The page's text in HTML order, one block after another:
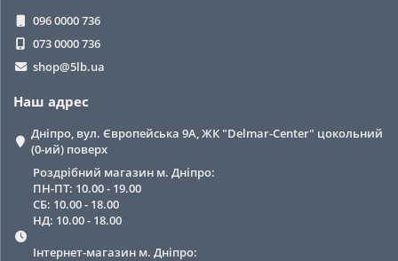
096 0000 736
073 0000 736
shop@5lb.ua
Наш адрес
Дніпро, вул. Європейська 9А, ЖК "Delmar-Center" цокольний
(0-ий) поверх
Роздрібний магазин м. Дніпро:
ПН-ПТ: 10.00 - 19.00
СБ: 10.00 - 18.00
НД: 10.00 - 18.00
Інтернет-магазин м. Дніпро: